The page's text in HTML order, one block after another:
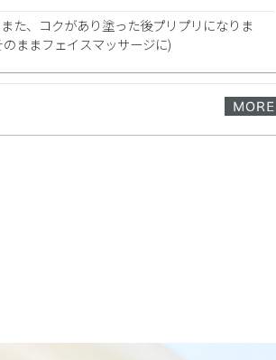
た、コクがあり塗った後プリプリになりま
ままフェイスマッサージに)
投稿日：2023年11月20日（月）